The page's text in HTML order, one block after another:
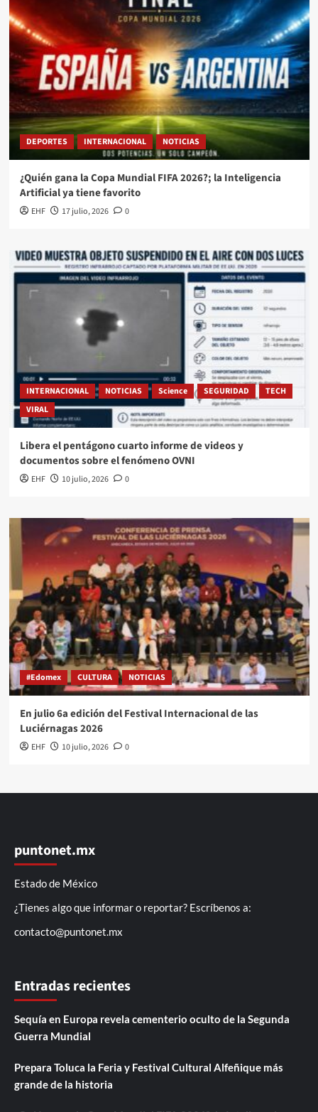
DEPORTES INTERNACIONAL NOTICIAS
¿Quién gana la Copa Mundial FIFA 2026?; la Inteligencia
Artificial ya tiene favorito
EHF 17 julio, 2026 0
INTERNACIONAL NOTICIAS Science SEGURIDAD
TECH
VIRAL
Libera el pentágono cuarto informe de videos y
documentos sobre el fenómeno OVNI
EHF 10 julio, 2026 0
#Edomex CULTURA NOTICIAS
En julio 6a edición del Festival Internacional de las
Luciérnagas 2026
EHF 10 julio, 2026 0
puntonet.mx
Estado de México
¿Tienes algo que informar o reportar? Escríbenos a:
contacto@puntonet.mx
Entradas recientes
Sequía en Europa revela cementerio oculto de la Segunda
Guerra Mundial
Prepara Toluca la Feria y Festival Cultural Alfeñique más
grande de la historia